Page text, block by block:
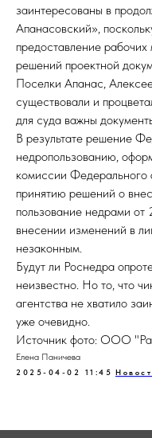
заинтересованы в
Апанасовский»,
предоставление
решений проектной
Поселки Апанас,
существовали и
для суда важны
В результате решение
недропользованию,
комиссии Федерального
принятию решений о
пользование недрами от
внесении изменений в
незаконным.
Будут ли Роснедра
неизвестно. Но то, что
агентства не хватило
уже очевидно.
Источник фото: ООО
Елена Паничева
2025-04-02 11:45